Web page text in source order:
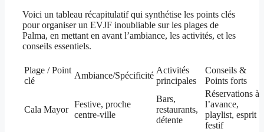
Voici un tableau récapitulatif qui synthétise les points clés
pour organiser un EVJF inoubliable sur les plages de
Palma, en mettant en avant l’ambiance, les activités, et les
conseils essentiels.
Plage / Point
clé
Ambiance/Spécificité
Activités
principales
Conseils &
Points forts
Cala Mayor
Festive, proche
centre-ville
Bars,
restaurants,
détente
Réservations à
l’avance,
playlist, esprit
festif